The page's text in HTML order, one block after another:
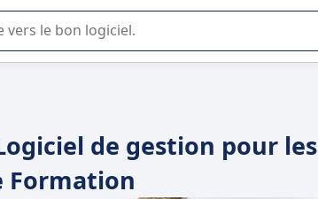
sélection de logiciel SaaS en entreprise.
de gestion pour les
Formation